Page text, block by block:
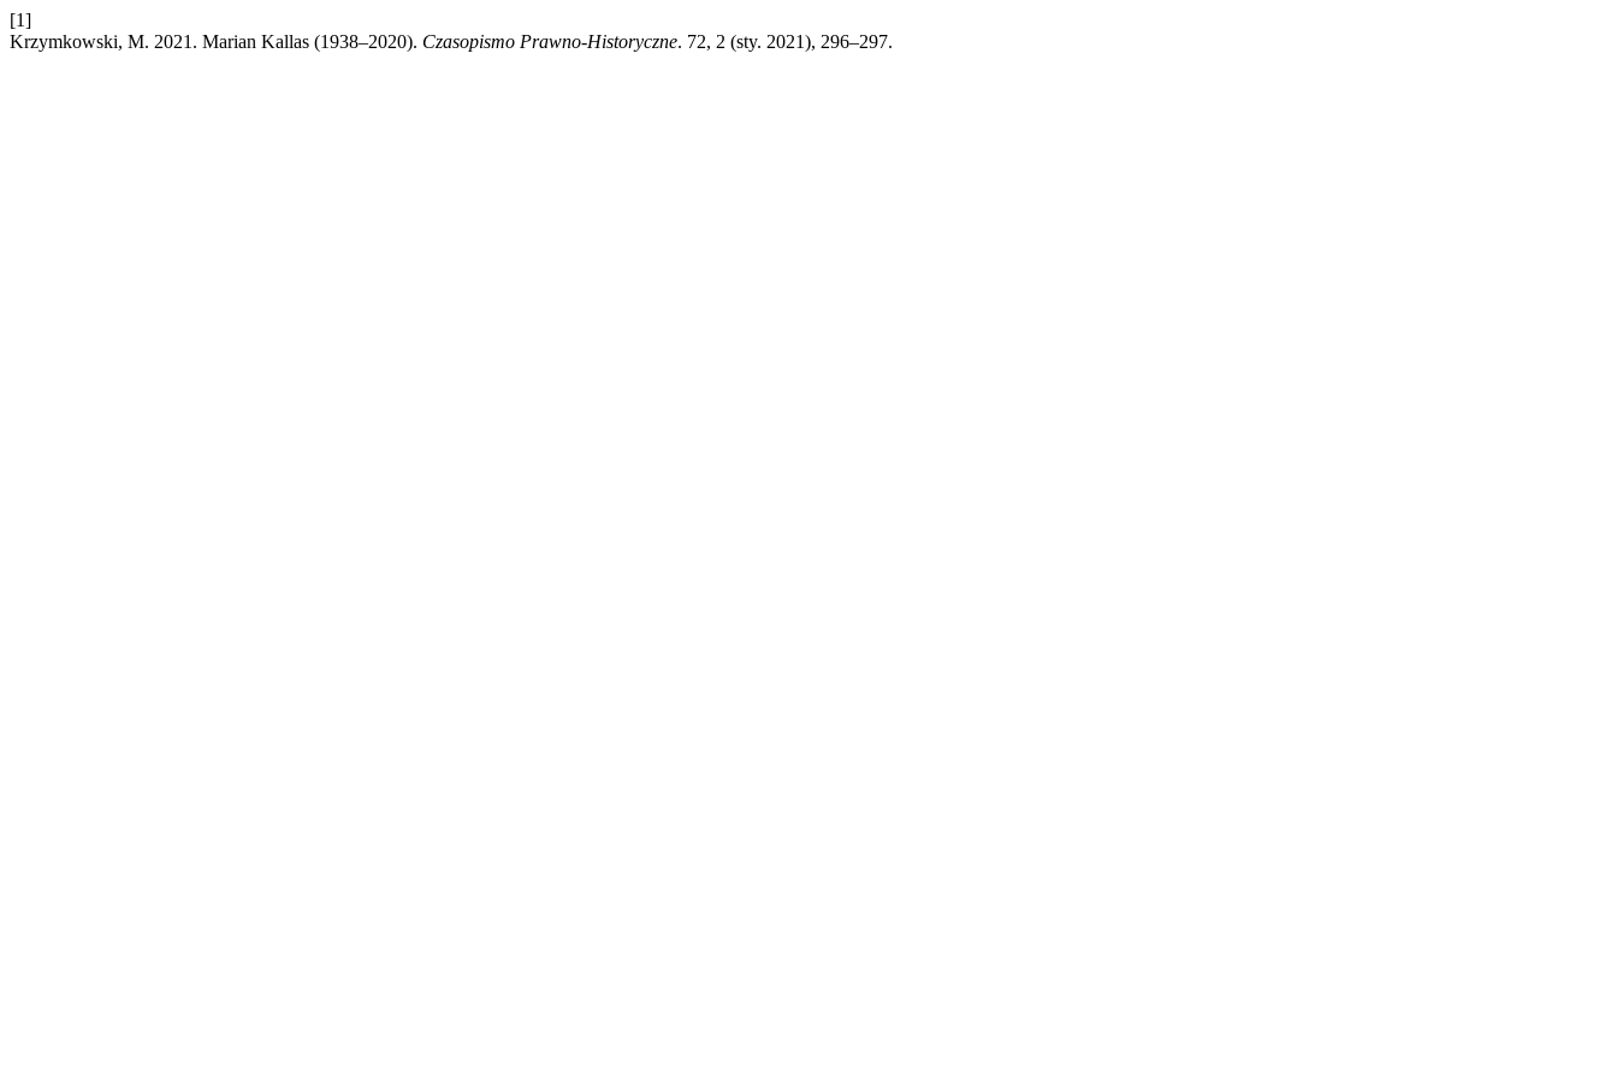
[1]
Krzymkowski, M. 2021. Marian Kallas (1938–2020). Czasopismo Prawno-Historyczne. 72, 2 (sty. 2021), 296–297.